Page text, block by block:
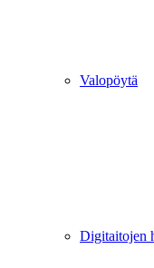
Valopöytä
Digitaitojen